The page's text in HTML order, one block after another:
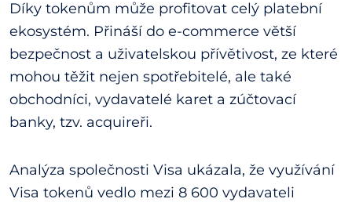
Díky tokenům může profitovat celý platební
ekosystém. Přináší do e-commerce větší
bezpečnost a uživatelskou přívětivost, ze které
mohou těžit nejen spotřebitelé, ale také
obchodníci, vydavatelé karet a zúčtovací
banky, tzv. acquireři.
Analýza společnosti Visa ukázala, že využívání
Visa tokenů vedlo mezi 8 600 vydavateli